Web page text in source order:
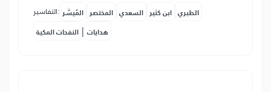
التفاسير: المُيسَّر المختصر السعدي ابن كثير الطبري
النفحات المكية | هدايات